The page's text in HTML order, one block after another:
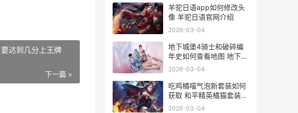
达到几分上王牌
下一篇 »
羊驼日语app如何修改头
像 羊驼日语官网介绍
2026-03-04
地下城堡4骑士和破碎编
年史如何查看地图 地下城
堡4骑士技能搭配
2026-03-04
吃鸡橘喵气泡新套装如何
获取 和平精英橘猫套装怎
么获得
2026-03-04